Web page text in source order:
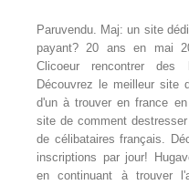
Paruvendu. Maj: un site
payant? 20 ans en mai
Clicoeur rencontrer des
Découvrez le meilleur site
d'un à trouver en france
site de comment
de célibataires français.
inscriptions par jour!
en continuant à trouver